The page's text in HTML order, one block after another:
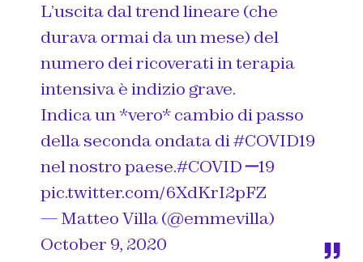
L’uscita dal trend lineare (che
durava ormai da un mese) del
numero dei ricoverati in terapia
intensiva è indizio grave.
Indica un *vero* cambio di passo
della seconda ondata di#COVID19
nel nostro paese.#COVIDー19
pic.twitter.com/6XdKrI2pFZ
— Matteo Villa (@emmevilla)
October 9, 2020